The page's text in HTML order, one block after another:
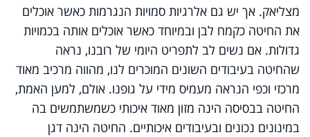
מצליאק. אך יש גם אלרגיות סמויות הנגרמות כאשר אוכלים
את החיטה כקמח לבן ובמיוחד כאשר אוכלים אותה בכמויות
גדולות. אם נשים לב לתפריט היומי של רובנו, נראה
שהחיטה בעיבודים השונים המוכרים לנו, מהווה מרכיב מאוד
מרכזי וכפי הנראה מעמיס מידי על גופנו. אולם, למען האמת,
החיטה בבסיסה הינה מזון מאוד איכותי כשמשתמשים בה
במינונים נכונים ובעיבודים איכותיים. החיטה הינה דגן